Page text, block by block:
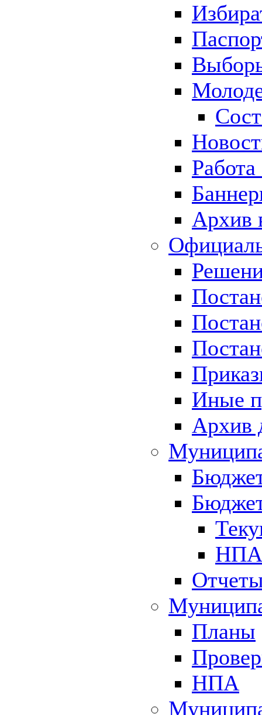
Архив
Иные
Архив
НПА
Планы
НПА